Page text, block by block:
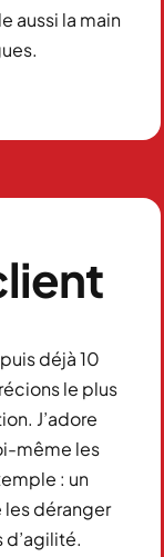
aussi la main
déjà 10
le plus
J’adore
même les
: un
les déranger